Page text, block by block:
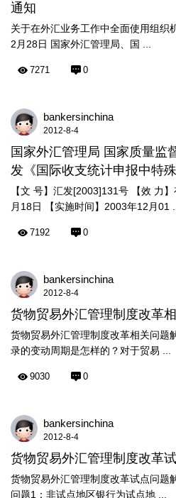
通知
关于在外汇业务工作中全面使用组织
2月28日 国家外汇管理局、国 ...
7271 0
bankersinchina
2012-8-4
国家外汇管理局 国家质量监
发《国际收支统计申报中特
【文 号】汇发[2003]131号 【效 力
月18日 【实施时间】2003年12月01 ...
7192 0
bankersinchina
2012-8-4
货物贸易外汇管理制度改革
货物贸易外汇管理制度改革相关问题
录的变动周期是怎样的？对于贸易 ...
9030 0
bankersinchina
2012-8-4
货物贸易外汇管理制度改革
货物贸易外汇管理制度改革试点问题
问题1：非试点地区银行为试点地 ...